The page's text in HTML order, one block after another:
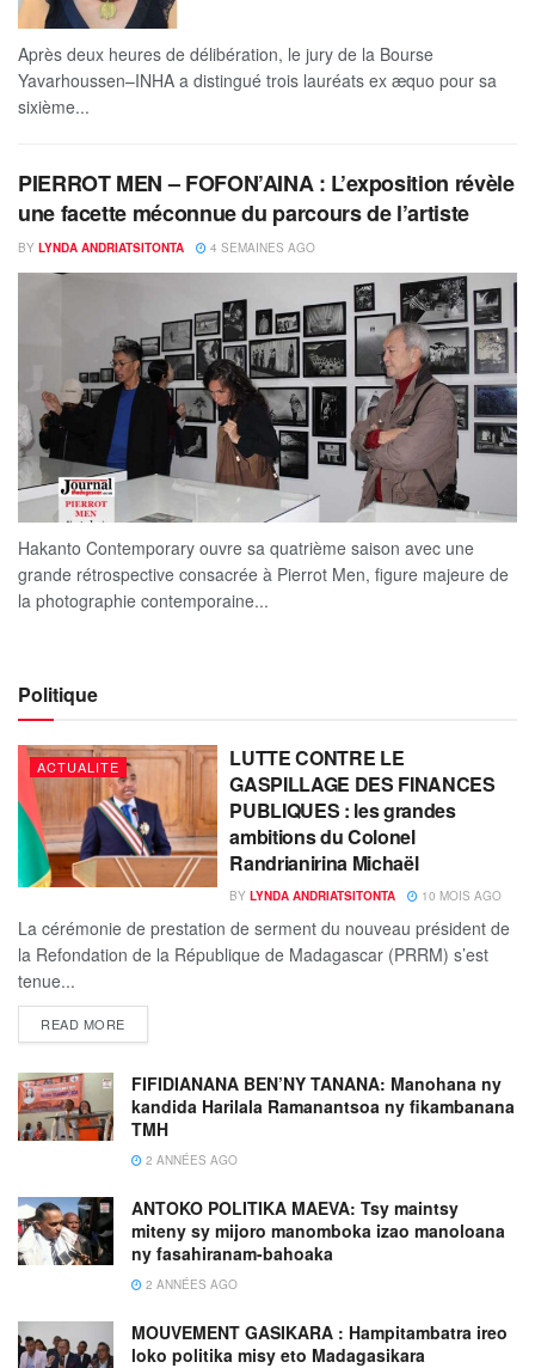
Après deux heures de délibération, le jury de la Bourse
Yavarhoussen–INHA a distingué trois lauréats ex æquo pour sa
sixième...
PIERROT MEN – FOFON’AINA : L’exposition révèle
une facette méconnue du parcours de l’artiste
BY LYNDA ANDRIATSITONTA 4 SEMAINES AGO
Hakanto Contemporary ouvre sa quatrième saison avec une
grande rétrospective consacrée à Pierrot Men, figure majeure de
la photographie contemporaine...
Politique
ACTUALITE
LUTTE CONTRE LE
GASPILLAGE DES FINANCES
PUBLIQUES : les grandes
ambitions du Colonel
Randrianirina Michaël
BY LYNDA ANDRIATSITONTA 10 MOIS AGO
La cérémonie de prestation de serment du nouveau président de
la Refondation de la République de Madagascar (PRRM) s’est
tenue...
READ MORE
FIFIDIANANA BEN’NY TANANA: Manohana ny
kandida Harilala Ramanantsoa ny fikambanana
TMH
2 ANNÉES AGO
ANTOKO POLITIKA MAEVA: Tsy maintsy
miteny sy mijoro manomboka izao manoloana
ny fasahiranam-bahoaka
2 ANNÉES AGO
MOUVEMENT GASIKARA : Hampitambatra ireo
loko politika misy eto Madagasikara